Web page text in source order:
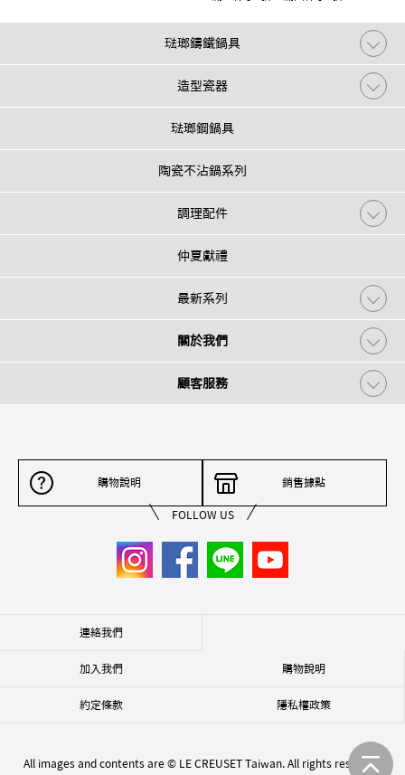
琺瑯鑄鐵鍋具
造型瓷器
琺瑯鋼鍋具
陶瓷不沾鍋系列
調理配件
仲夏獻禮
最新系列
關於我們
顧客服務
購物說明 銷售據點
FOLLOW US
連絡我們
加入我們 購物說明
約定條款 隱私權政策
All images and contents are © LE CREUSET Taiwan. All rights reserved.